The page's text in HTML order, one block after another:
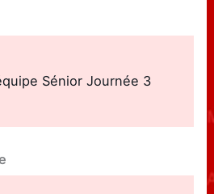
Sénior Journée 3